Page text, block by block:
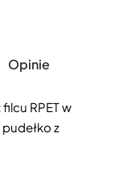
Opinie
RPET w
z